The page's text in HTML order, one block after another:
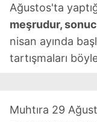
Ağustos'ta
meşrudur,
nisan ayında
tartışmaları
Muhtıra 29